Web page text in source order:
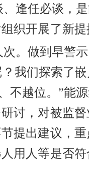
逢任必谈，
织开展了新
。做到早警示
我们探索了
不越位。”能
讨，对被监
提出建议，
用人等是否